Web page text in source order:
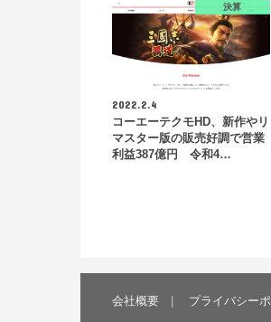
決算
2022.2.4
コーエーテクモHD、新作やリ
マスター版の販売好調で営業
利益387億円 令和4…
会社概要 プライバシー